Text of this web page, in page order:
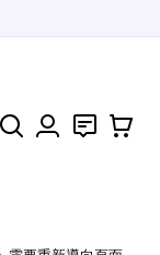
搜索 聯絡 購物車